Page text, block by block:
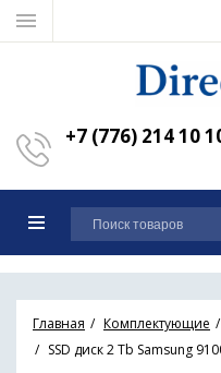
+7 (776) 214 10
Главная Комплектующие
SSD диск 2 Tb Samsung